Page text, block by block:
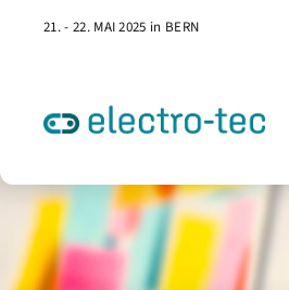
21. - 22. MAI 2025 in BERN